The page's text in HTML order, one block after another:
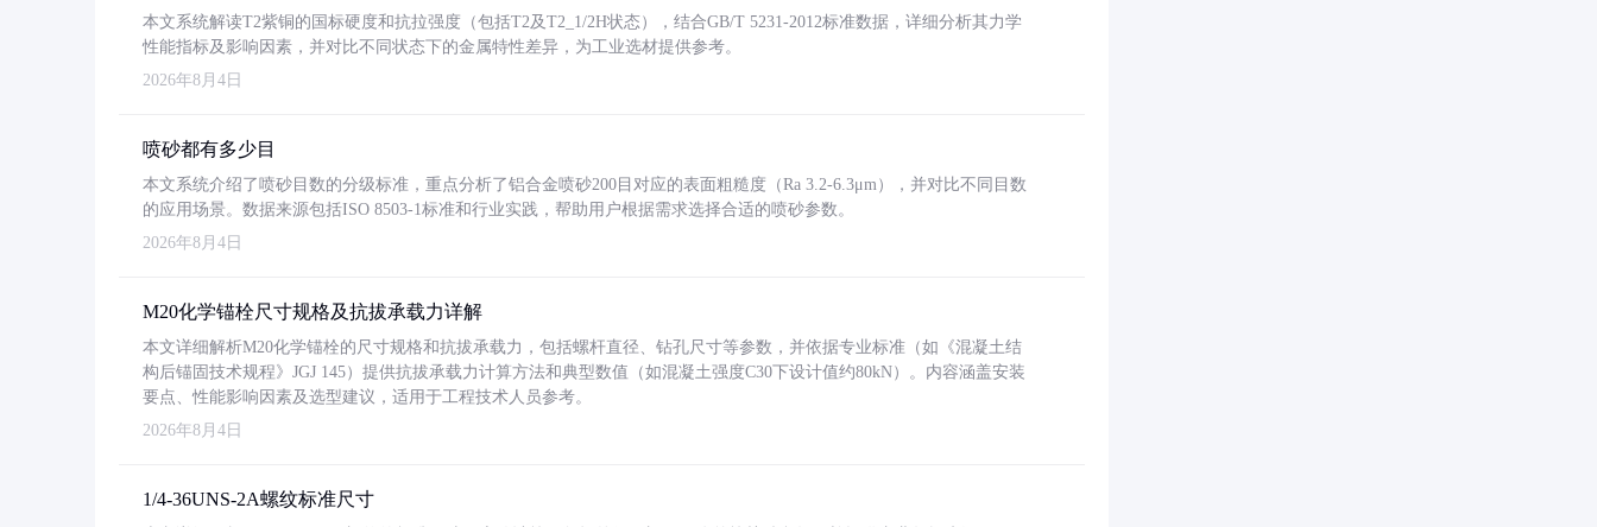
本文系统解读T2紫铜的国标硬度和抗拉强度（包括T2及T2_1/2H状态），结合GB/T 5231-2012标准数据，详细分析其力学
性能指标及影响因素，并对比不同状态下的金属特性差异，为工业选材提供参考。
2026年8月4日
喷砂都有多少目
本文系统介绍了喷砂目数的分级标准，重点分析了铝合金喷砂200目对应的表面粗糙度（Ra 3.2-6.3μm），并对比不同目数
的应用场景。数据来源包括ISO 8503-1标准和行业实践，帮助用户根据需求选择合适的喷砂参数。
2026年8月4日
M20化学锚栓尺寸规格及抗拔承载力详解
本文详细解析M20化学锚栓的尺寸规格和抗拔承载力，包括螺杆直径、钻孔尺寸等参数，并依据专业标准（如《混凝土结
构后锚固技术规程》JGJ 145）提供抗拔承载力计算方法和典型数值（如混凝土强度C30下设计值约80kN）。内容涵盖安装
要点、性能影响因素及选型建议，适用于工程技术人员参考。
2026年8月4日
1/4-36UNS-2A螺纹标准尺寸